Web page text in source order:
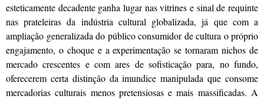
esteticamente decadente ganha lugar nas vitrines e sinal de requinte
nas prateleiras da indústria cultural globalizada, já que com a
ampliação generalizada do público consumidor de cultura o próprio
engajamento, o choque e a experimentação se tornaram nichos de
mercado crescentes e com ares de sofisticação para, no fundo,
oferecerem certa distinção da imundice manipulada que consome
mercadorias culturais menos pretensiosas e mais massificadas. A